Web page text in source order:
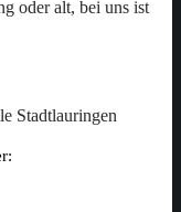
oder alt, bei uns ist
Stadtlauringen